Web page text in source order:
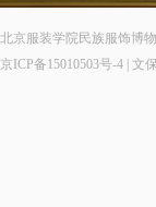
北京服装学院民族服饰博物
京ICP备15010503号-4 | 文